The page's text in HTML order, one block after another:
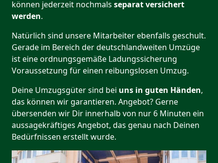
können jederzeit nochmals separat versichert
werden.
Natürlich sind unsere Mitarbeiter ebenfalls geschult.
Gerade im Bereich der deutschlandweiten Umzüge
ist eine ordnungsgemäße Ladungssicherung
Voraussetzung für einen reibungslosen Umzug.
Deine Umzugsgüter sind bei uns in guten Händen,
das können wir garantieren. Angebot? Gerne
übersenden wir Dir innerhalb von nur 6 Minuten ein
aussagekräftiges Angebot, das genau nach Deinen
Bedürfnissen erstellt wurde.